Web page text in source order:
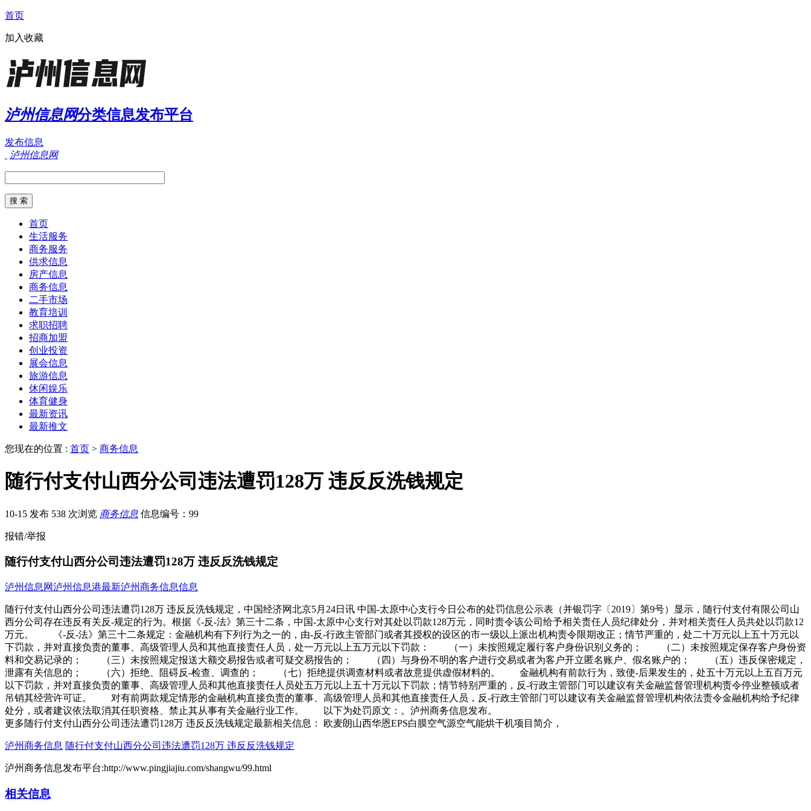
首页
加入收藏
泸州信息网分类信息发布平台
发布信息
泸州信息网
首页
生活服务
商务服务
供求信息
房产信息
商务信息
二手市场
教育培训
求职招聘
招商加盟
创业投资
展会信息
旅游信息
休闲娱乐
体育健身
最新资讯
最新推文
您现在的位置 : 首页 > 商务信息
随行付支付山西分公司违法遭罚128万 违反反洗钱规定
10-15 发布 538 次浏览 商务信息 信息编号：99
报错/举报
随行付支付山西分公司违法遭罚128万 违反反洗钱规定
泸州信息网泸州信息港最新泸州商务信息信息
随行付支付山西分公司违法遭罚128万 违反反洗钱规定，中国经济网北京5月24日讯 中国-太原中心支行今日公布的处罚信息公示表（并银罚字〔2019〕第9号）显示，随行付支付有限公司山
西分公司存在违反有关反-规定的行为。根据《-反-法》第三十二条，中国-太原中心支行对其处以罚款128万元，同时责令该公司给予相关责任人员纪律处分，并对相关责任人员共处以罚款12
万元。 《-反-法》第三十二条规定：金融机构有下列行为之一的，由-反-行政主管部门或者其授权的设区的市一级以上派出机构责令限期改正；情节严重的，处二十万元以上五十万元以
下罚款，并对直接负责的董事、高级管理人员和其他直接责任人员，处一万元以上五万元以下罚款： （一）未按照规定履行客户身份识别义务的； （二）未按照规定保存客户身份资
料和交易记录的； （三）未按照规定报送大额交易报告或者可疑交易报告的； （四）与身份不明的客户进行交易或者为客户开立匿名账户、假名账户的； （五）违反保密规定，
泄露有关信息的； （六）拒绝、阻碍反-检查、调查的； （七）拒绝提供调查材料或者故意提供虚假材料的。 金融机构有前款行为，致使-后果发生的，处五十万元以上五百万元
以下罚款，并对直接负责的董事、高级管理人员和其他直接责任人员处五万元以上五十万元以下罚款；情节特别严重的，反-行政主管部门可以建议有关金融监督管理机构责令停业整顿或者
吊销其经营许可证。 对有前两款规定情形的金融机构直接负责的董事、高级管理人员和其他直接责任人员，反-行政主管部门可以建议有关金融监督管理机构依法责令金融机构给予纪律
处分，或者建议依法取消其任职资格、禁止其从事有关金融行业工作。 以下为处罚原文：。泸州商务信息发布。
更多随行付支付山西分公司违法遭罚128万 违反反洗钱规定最新相关信息： 欧麦朗山西华恩EPS白膜空气源空气能烘干机项目简介，
泸州商务信息 随行付支付山西分公司违法遭罚128万 违反反洗钱规定
泸州商务信息发布平台:http://www.pingjiajiu.com/shangwu/99.html
相关信息